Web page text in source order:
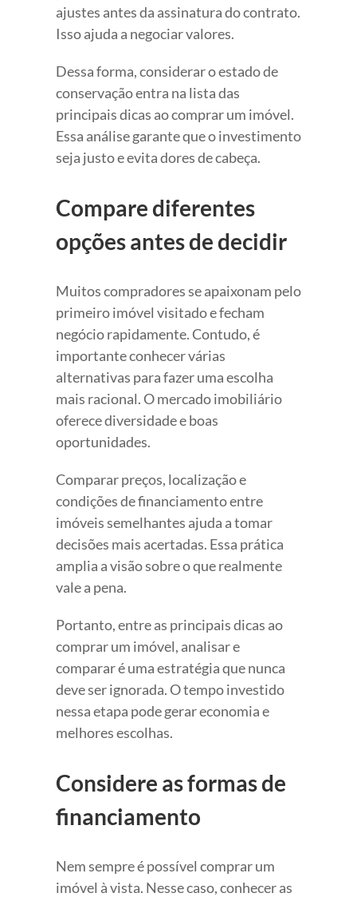
ajustes antes da assinatura do contrato.
Isso ajuda a negociar valores.
Dessa forma, considerar o estado de
conservação entra na lista das
principais dicas ao comprar um imóvel.
Essa análise garante que o investimento
seja justo e evita dores de cabeça.
Compare diferentes
opções antes de decidir
Muitos compradores se apaixonam pelo
primeiro imóvel visitado e fecham
negócio rapidamente. Contudo, é
importante conhecer várias
alternativas para fazer uma escolha
mais racional. O mercado imobiliário
oferece diversidade e boas
oportunidades.
Comparar preços, localização e
condições de financiamento entre
imóveis semelhantes ajuda a tomar
decisões mais acertadas. Essa prática
amplia a visão sobre o que realmente
vale a pena.
Portanto, entre as principais dicas ao
comprar um imóvel, analisar e
comparar é uma estratégia que nunca
deve ser ignorada. O tempo investido
nessa etapa pode gerar economia e
melhores escolhas.
Considere as formas de
financiamento
Nem sempre é possível comprar um
imóvel à vista. Nesse caso, conhecer as